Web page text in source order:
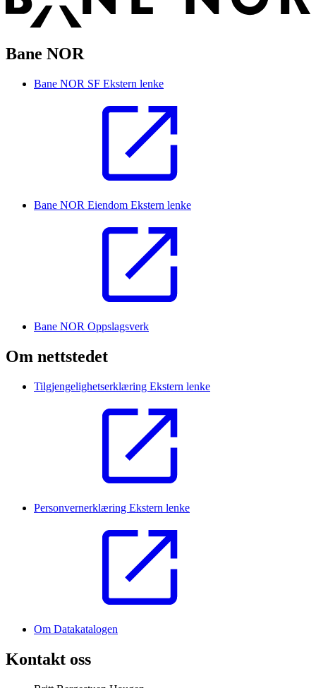
Bane NOR
Bane NOR SF Ekstern lenke
Bane NOR Eiendom Ekstern lenke
Bane NOR Oppslagsverk
Om nettstedet
Tilgjengelighetserklæring Ekstern lenke
Personvernerklæring Ekstern lenke
Om Datakatalogen
Kontakt oss